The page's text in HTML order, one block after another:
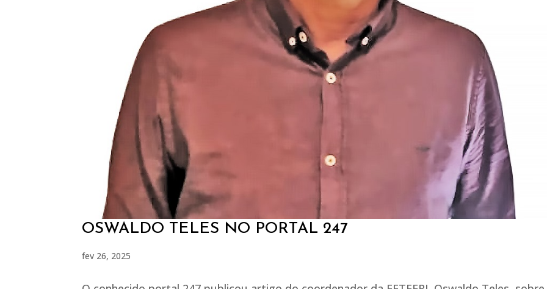
OSWALDO TELES NO PORTAL 247
fev 26, 2025